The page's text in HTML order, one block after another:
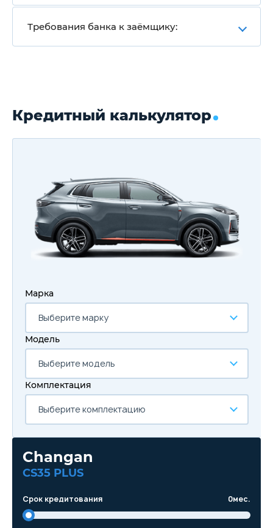
Требования банка к заёмщику:
Кредитный калькулятор
Марка
Выберите марку
Модель
Выберите модель
Комплектация
Выберите комплектацию
Changan
CS35 PLUS
Срок кредитования 0мес.